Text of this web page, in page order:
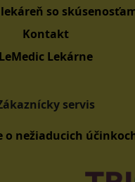
so
Kontakt
LeMedic Lekárne
servis
o nežiaducich